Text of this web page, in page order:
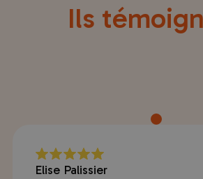
Ils
Elise Palissier